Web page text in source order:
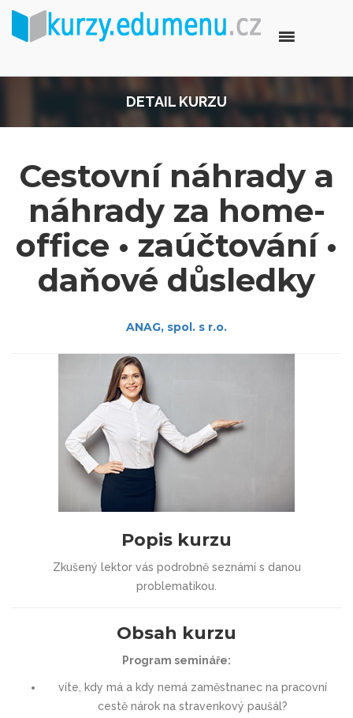
DETAIL KURZU
Cestovní náhrady a
náhrady za home-
office • zaúčtování •
daňové důsledky
ANAG, spol. s r.o.
Popis kurzu
Zkušený lektor vás podrobně seznámí s danou
problematikou.
Obsah kurzu
Program semináře:
víte, kdy má a kdy nemá zaměstnanec na pracovní
cestě nárok na stravenkový paušál?